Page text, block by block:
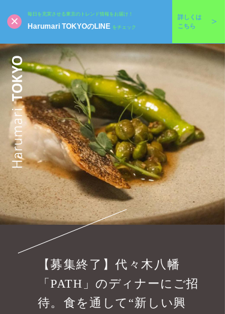
毎日を充実させる東京のトレンド情報をお届け！
Harumari TOKYOのLINE をチェック
詳しくは
こちら
【募集終了】代々木八幡
「PATH」のディナーにご招
待。食を通して“新しい興